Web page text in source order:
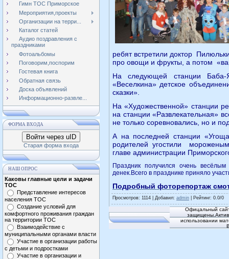
Гимн ТОС Приморское
Мероприятия,проекты
Организации на терри...
Каталог статей
Аудио поздравления с
праздниками
Фотоальбомы
Поговорим,поспорим
Гостевая книга
Обратная связь
Доска объявлений
Информационно-развле...
ФОРМА ВХОДА
Войти через uID
Старая форма входа
НАШ ОПРОС
Каковы главные цели и задачи
ТОС
Представление интересов
населения ТОС
Создание условий для
комфортного проживания граждан
на территории ТОС
Взаимодействие с
муниципальными органами власти
Участие в организации работы
с детьми и подростками
Участие в организации и
ребят встретили доктор
про овощи и фрукты, а потом
На следующей станции
«Веселкина» детское
сказки».
На «Художественной» станции
на станции «Развлекательная»
не только соревновались, но и
А на последней станции
родителей угостили
главе администрации
Праздник получился очень
денек.Всего в празднике приняло
Подробный фоторепортаж
Просмотров: 1114 | Добавил: admin Рейтинг: 0.0/0
Офицальный
использовании